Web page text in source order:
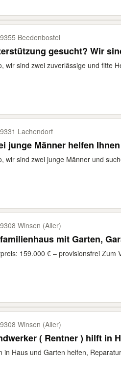
Beedenbostel
gesucht? Wir
wir sind zwei zuverlässige und fitte
Lachendorf
junge Männer helfen
wir sind zwei junge Männer und
Winsen (Aller)
mit Garten,
159.000 € – provisionsfrei Zum
Winsen (Aller)
( Rentner ) hilft in
in Haus und Garten helfen,